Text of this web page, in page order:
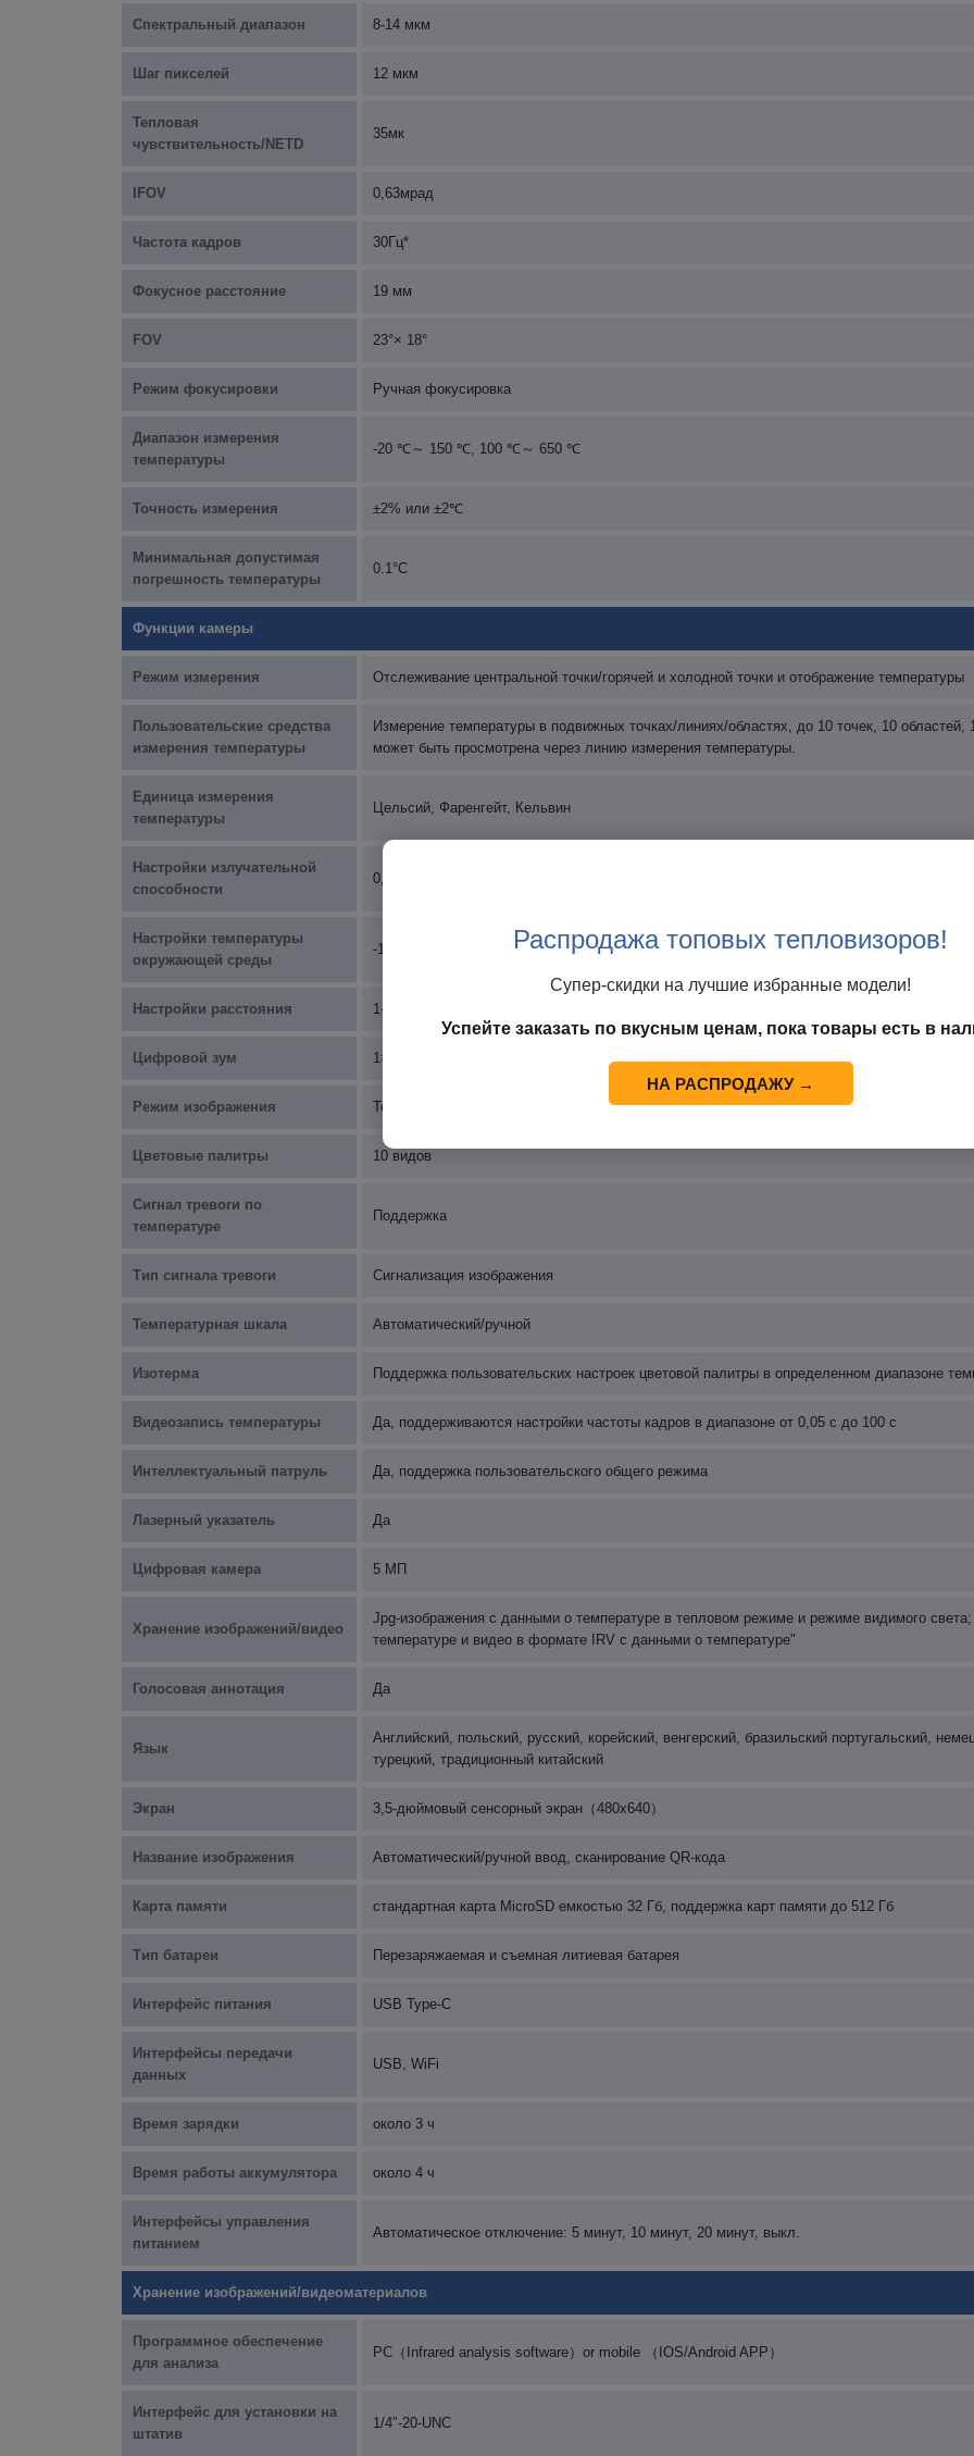
Спектральный диапазон 8-14 мкм
Шаг пикселей 12 мкм
Тепловая
чувствительность/NETD
35мк
IFOV 0,63мрад
Частота кадров 30Гц*
Фокусное расстояние 19 мм
FOV 23°× 18°
Режим фокусировки Ручная фокусировка
Диапазон измерения
температуры
-20 ℃～ 150 ℃, 100 ℃～ 650 ℃
Точность измерения ±2% или ±2℃
Минимальная допустимая
погрешность температуры
0.1°C
Функции камеры
Режим измерения Отслеживание центральной точки/горячей и холодной точки и отображение температуры
Пользовательские средства
измерения температуры
Измерение температуры в подвижных точках/линиях/областях, до 10 точек, 10
может быть просмотрена через линию измерения температуры.
Единица измерения
температуры
Цельсий, Фаренгейт, Кельвин
Настройки излучательной
способности
0,01-1,00, длина шага 0,01
Настройки температуры
окружающей среды
-10~50℃, длина шага 1℃
Настройки расстояния 1-20м, длина шага 1м
Цифровой зум 1×, 2×, 4×, 8×
Режим изображения Тепловой, двухспектральный, видимый свет, PIP
Цветовые палитры 10 видов
Сигнал тревоги по
температуре
Поддержка
Тип сигнала тревоги Сигнализация изображения
Температурная шкала Автоматический/ручной
Изотерма Поддержка пользовательских настроек цветовой палитры в определенном диапазоне
Видеозапись температуры Да, поддерживаются настройки частоты кадров в диапазоне от 0,05 с до 100 с
Интеллектуальный патруль Да, поддержка пользовательского общего режима
Лазерный указатель Да
Цифровая камера 5 МП
Хранение изображений/видео
Jpg-изображения с данными о температуре в тепловом режиме и режиме видимого
температуре и видео в формате IRV с данными о температуре"
Голосовая аннотация Да
Язык
Английский, польский, русский, корейский, венгерский, бразильский португальский,
турецкий, традиционный китайский
Экран 3,5-дюймовый сенсорный экран（480x640）
Название изображения Автоматический/ручной ввод, сканирование QR-кода
Карта памяти стандартная карта MicroSD емкостью 32 Гб, поддержка карт памяти до 512 Гб
Тип батареи Перезаряжаемая и съемная литиевая батарея
Интерфейс питания USB Type-C
Интерфейсы передачи
данных
USB, WiFi
Время зарядки около 3 ч
Время работы аккумулятора около 4 ч
Интерфейсы управления
питанием
Автоматическое отключение: 5 минут, 10 минут, 20 минут, выкл.
Хранение изображений/видеоматериалов
Программное обеспечение
для анализа
PC（Infrared analysis software）or mobile （IOS/Android APP）
Интерфейс для установки на
штатив
1/4″-20-UNC
Распродажа топовых тепловизоров!
Супер-скидки на лучшие избранные модели!
Успейте заказать по вкусным ценам, пока товары есть в
НА РАСПРОДАЖУ →